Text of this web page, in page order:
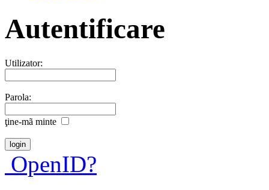
Autentificare
Utilizator:
Parola:
ţine-mã minte
OpenID?